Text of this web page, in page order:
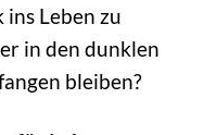
Leben zu
in den dunklen
bleiben?